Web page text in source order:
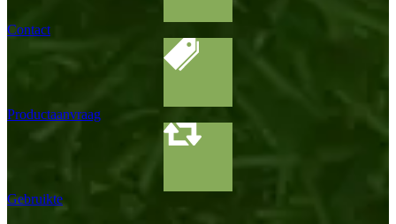
Contact
Productaanvraag
Gebruikte